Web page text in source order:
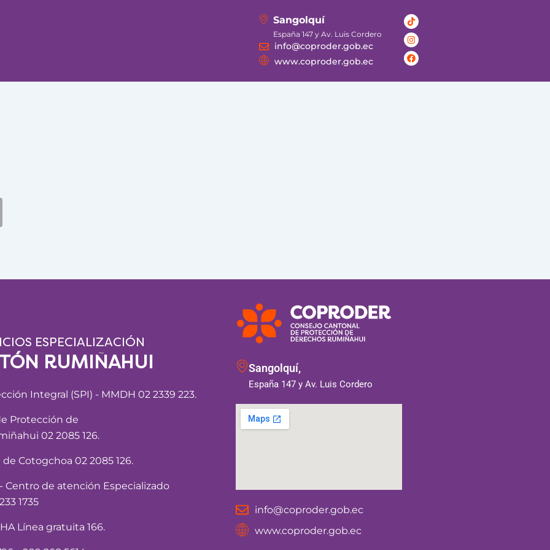
Sangolquí
España 147 y Av. Luis Cordero
info@coproder.gob.ec
www.coproder.gob.ec
Tiktok
Instagram
Facebook
ESPECIALIZACIÓN
RUMIÑAHUI
Integral (SPI) - MMDH 02 2339 223.
Protección de
02 2085 126.
Cotogchoa 02 2085 126.
Centro de atención Especializado
1735
Línea gratuita 166.
Sangolquí,
España 147 y Av. Luis Cordero
info@coproder.gob.ec
www.coproder.gob.ec